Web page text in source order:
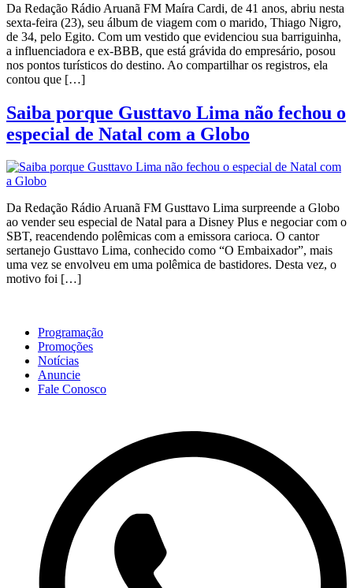
Da Redação Rádio Aruanã FM Maíra Cardi, de 41 anos, abriu nesta
sexta-feira (23), seu álbum de viagem com o marido, Thiago Nigro,
de 34, pelo Egito. Com um vestido que evidenciou sua barriguinha,
a influenciadora e ex-BBB, que está grávida do empresário, posou
nos pontos turísticos do destino. Ao compartilhar os registros, ela
contou que […]
Saiba porque Gusttavo Lima não fechou o
especial de Natal com a Globo
Da Redação Rádio Aruanã FM Gusttavo Lima surpreende a Globo
ao vender seu especial de Natal para a Disney Plus e negociar com o
SBT, reacendendo polêmicas com a emissora carioca. O cantor
sertanejo Gusttavo Lima, conhecido como “O Embaixador”, mais
uma vez se envolveu em uma polêmica de bastidores. Desta vez, o
motivo foi […]
Programação
Promoções
Notícias
Anuncie
Fale Conosco